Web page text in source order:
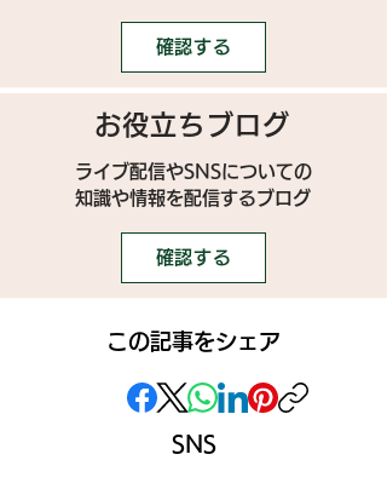
確認する
お役立ちブログ
ライブ配信やSNSについての
​知識や情報を配信するブログ
確認する
この記事をシェア
SNS